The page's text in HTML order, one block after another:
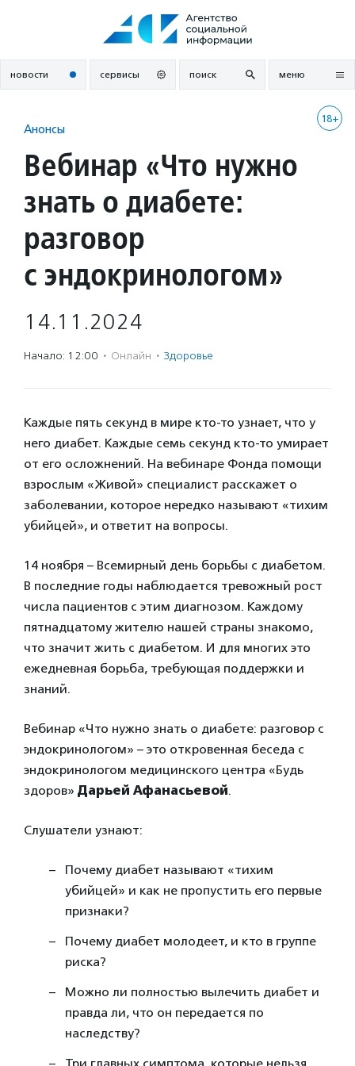
новости сервисы поиск меню
18+
Анонсы
Вебинар «Что нужно
знать о диабете:
разговор
с эндокринологом»
14.11.2024
Начало: 12:00 · Онлайн · Здоровье
Каждые пять секунд в мире кто-то узнает, что у
него диабет. Каждые семь секунд кто-то умирает
от его осложнений. На вебинаре Фонда помощи
взрослым «Живой» специалист расскажет о
заболевании, которое нередко называют «тихим
убийцей», и ответит на вопросы.
14 ноября – Всемирный день борьбы с диабетом.
В последние годы наблюдается тревожный рост
числа пациентов с этим диагнозом. Каждому
пятнадцатому жителю нашей страны знакомо,
что значит жить с диабетом. И для многих это
ежедневная борьба, требующая поддержки и
знаний.
Вебинар «Что нужно знать о диабете: разговор с
эндокринологом» – это откровенная беседа с
эндокринологом медицинского центра «Будь
здоров» Дарьей Афанасьевой.
Слушатели узнают:
Почему диабет называют «тихим
убийцей» и как не пропустить его первые
признаки?
Почему диабет молодеет, и кто в группе
риска?
Можно ли полностью вылечить диабет и
правда ли, что он передается по
наследству?